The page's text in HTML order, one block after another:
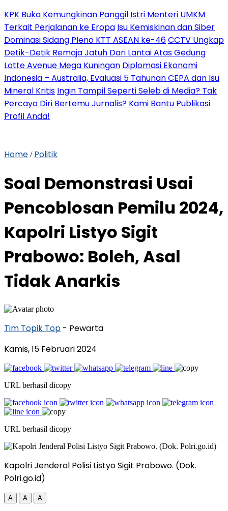
KPK Buka Kemungkinan Panggil Istri Menteri UMKM
Terkait Perjalanan ke Eropa Isu Kemiskinan dan Siber
Dominasi Sidang Pleno KTT ASEAN ke-46CCTV Ungkap
Detik-Detik Remaja Jatuh Dari Lantai Atas Gedung
Lotte Avenue Mega Kuningan Diplomasi Ekonomi
Indonesia – Australia, Evaluasi 5 Tahunan CEPA dan Isu
Mineral Kritis Ingin Tampil Seperti Seleb di Media? Tak
Percaya Diri Bertemu Jurnalis? Kami Bantu Publikasi
Profil Anda!
Home / Politik
Soal Demonstrasi Usai
Pencoblosan Pemilu 2024,
Kapolri Listyo Sigit
Prabowo: Boleh, Asal
Tidak Anarkis
Tim Topik Top - Pewarta
Kamis, 15 Februari 2024
URL berhasil dicopy
URL berhasil dicopy
Kapolri Jenderal Polisi Listyo Sigit Prabowo. (Dok.
Polri.go.id)
A A A